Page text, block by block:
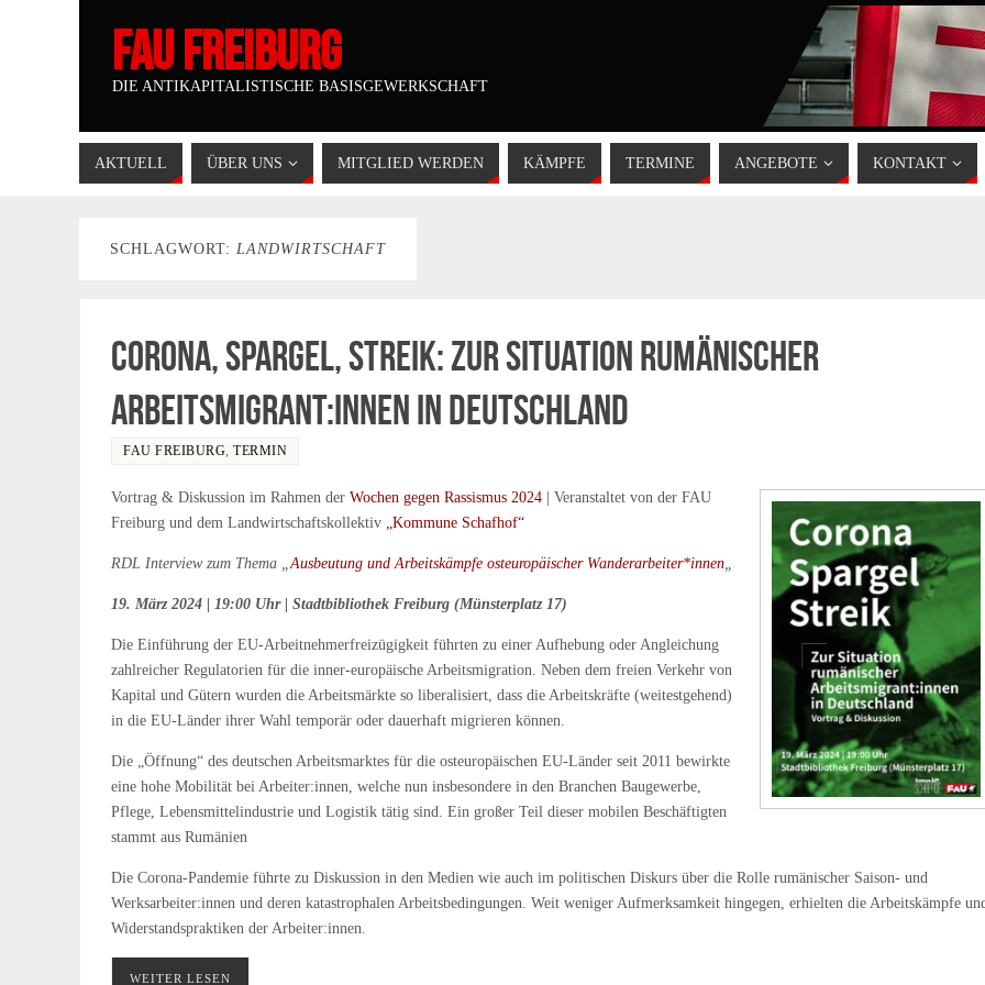
FAU FREIBURG
DIE ANTIKAPITALISTISCHE BASISGEWERKSCHAFT
AKTUELL ÜBER UNS MITGLIED WERDEN KÄMPFE TERMINE ANGEBOTE KONTAKT
SCHLAGWORT: LANDWIRTSCHAFT
Corona, Spargel, Streik: Zur Situation rumänischer
Arbeitsmigrant:innen in Deutschland
FAU FREIBURG, TERMIN
Vortrag & Diskussion im Rahmen der Wochen gegen Rassismus 2024 | Veranstaltet von der FAU
Freiburg und dem Landwirtschaftskollektiv
„Kommune Schafhof“
RDL Interview zum Thema „ Ausbeutung und Arbeitskämpfe osteuropäischer Wanderarbeiter*innen
19. März 2024 | 19:00 Uhr | Stadtbibliothek Freiburg (Münsterplatz 17)
Die Einführung der EU-Arbeitnehmerfreizügigkeit führten zu einer Aufhebung oder Angleichung
zahlreicher Regulatorien für die inner-europäische Arbeitsmigration. Neben dem freien Verkehr von
Kapital und Gütern wurden die Arbeitsmärkte so liberalisiert, dass die Arbeitskräfte (weitestgehend)
in die EU-Länder ihrer Wahl temporär oder dauerhaft migrieren können.
Die „Öffnung“ des deutschen Arbeitsmarktes für die osteuropäischen EU-Länder seit 2011 bewirkte
eine hohe Mobilität bei Arbeiter:innen, welche nun insbesondere in den Branchen Baugewerbe,
Pflege, Lebensmittelindustrie und Logistik tätig sind. Ein großer Teil dieser mobilen Beschäftigten
stammt aus Rumänien
Die Corona-Pandemie führte zu Diskussion in den Medien wie auch im politischen Diskurs über die Rolle rumänischer Saison- und
Werksarbeiter:innen und deren katastrophalen Arbeitsbedingungen. Weit weniger Aufmerksamkeit hingegen, erhielten die Arbeitskämpfe
Widerstandspraktiken der Arbeiter:innen.
WEITER LESEN